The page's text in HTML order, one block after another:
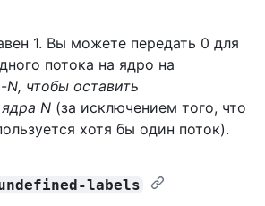
1. Вы можете передать 0 для
потока на ядро на
N, чтобы оставить
ядра N (за исключением того, что
хотя бы один поток).
labels